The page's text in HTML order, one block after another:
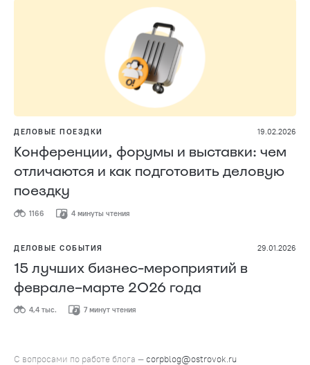
ДЕЛОВЫЕ ПОЕЗДКИ 19.02.2026
Конференции, форумы и выставки: чем
отличаются и как подготовить деловую
поездку
1166 4 минуты чтения
ДЕЛОВЫЕ СОБЫТИЯ 29.01.2026
15 лучших бизнес-мероприятий в
феврале–марте 2026 года
4,4 тыс. 7 минут чтения
С вопросами по работе блога —corpblog@ostrovok.ru